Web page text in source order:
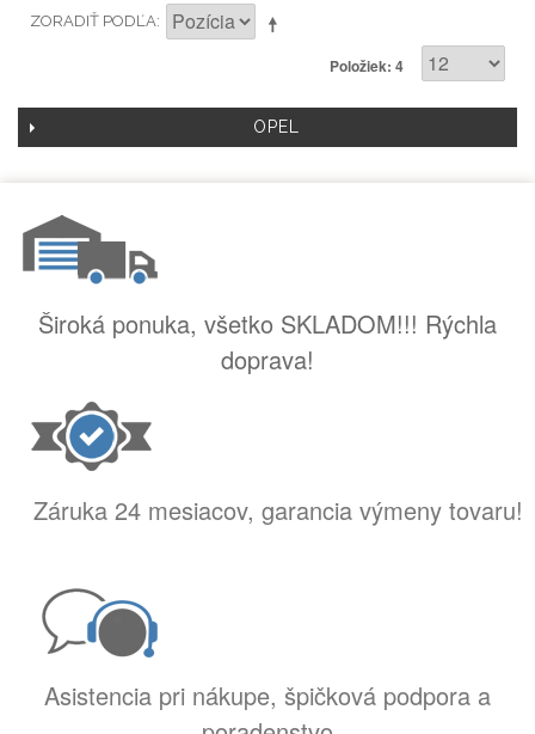
ZORADIŤ PODĽA
Položiek: 4
OPEL
Široká ponuka, všetko SKLADOM!!! Rýchla
doprava!
Záruka 24 mesiacov, garancia výmeny tovaru!
Asistencia pri nákupe, špičková podpora a